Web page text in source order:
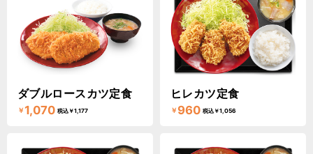
ダブルロースカツ定食
￥1,070 税込￥1,177
ヒレカツ定食
￥ 960 税込￥1,056